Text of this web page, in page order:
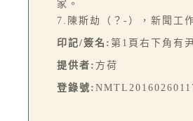
家。
7.陳斯劫（？-），新聞工
印記/簽名: 第1頁右下角有
提供者: 方荷
登錄號: